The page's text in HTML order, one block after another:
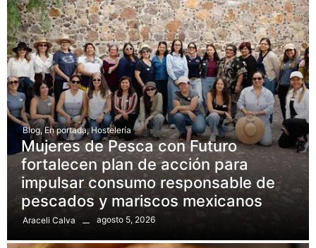
Blog, En portada, Hostelería
Mujeres de Pesca con Futuro
fortalecen plan de acción para
impulsar consumo responsable de
pescados y mariscos mexicanos
Araceli Calva agosto 5, 2026